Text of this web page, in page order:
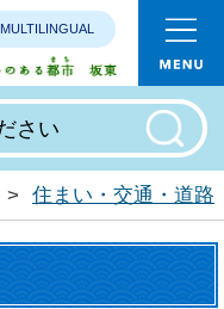
みんなで
MULTILINGUAL
> 住まい・交通・道路